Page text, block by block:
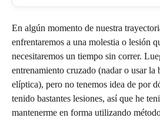
En algún momento de nuestra
enfrentaremos a una molestia o lesión
necesitaremos un tiempo sin correr.
entrenamiento cruzado (nadar o usar la
elíptica), pero no tenemos idea de por
tenido bastantes lesiones, así que he
mantenerme en forma utilizando